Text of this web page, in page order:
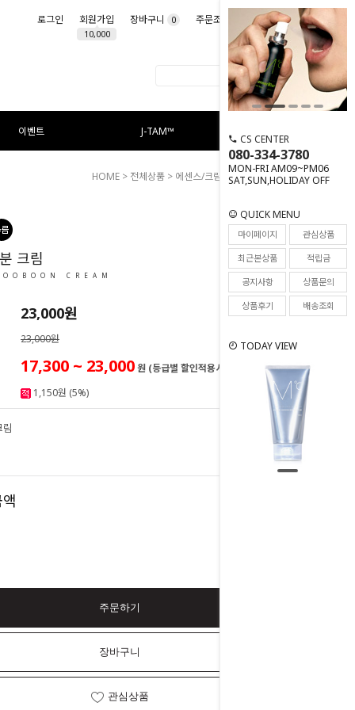
로그인 회원가입
10,000
장바구니 0 주문조회 마이페이지
이벤트 J-TAM™
CS CENTER
080-334-3780
MON-FRI AM09~PM06
SAT,SUN,HOLIDAY OFF
QUICK MENU
마이페이지
관심상품
최근본상품
적립금
공지사항
상품문의
상품후기
배송조회
TODAY VIEW
HOME > 전체상품 > 에센스/크림 > 울트라 수분 크림
81
크림
CREAM
23,000원
23,000원
17,300 ~ 23,000원 (등급별 할인적용시)
1,150원 (5%)
23,000원
주문하기
장바구니
관심상품